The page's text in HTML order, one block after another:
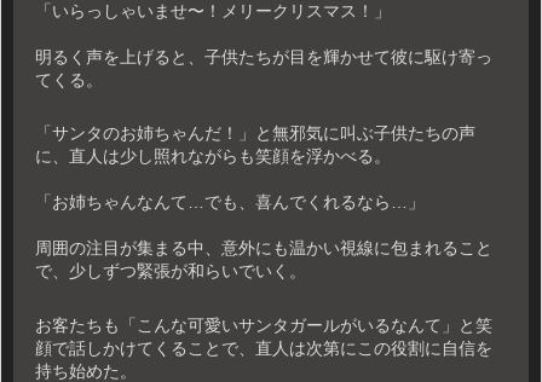
「いらっしゃいませ〜！メリークリスマス！」
明るく声を上げると、子供たちが目を輝かせて彼に駆け寄っ
てくる。
「サンタのお姉ちゃんだ！」と無邪気に叫ぶ子供たちの声
に、直人は少し照れながらも笑顔を浮かべる。
「お姉ちゃんなんて…でも、喜んでくれるなら…」
周囲の注目が集まる中、意外にも温かい視線に包まれること
で、少しずつ緊張が和らいでいく。
お客たちも「こんな可愛いサンタガールがいるなんて」と笑
顔で話しかけてくることで、直人は次第にこの役割に自信を
持ち始めた。